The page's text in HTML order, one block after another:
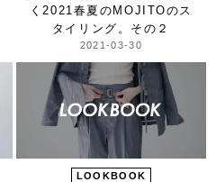
く 2021春夏のMOJITOの ス
タイリング。その２
2021-03-30
LOOKBOOK